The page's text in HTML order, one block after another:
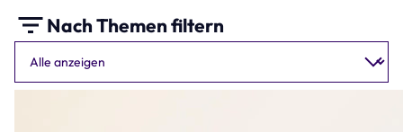
Nach Themen filtern